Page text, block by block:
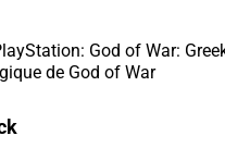
God of War:
de God of War